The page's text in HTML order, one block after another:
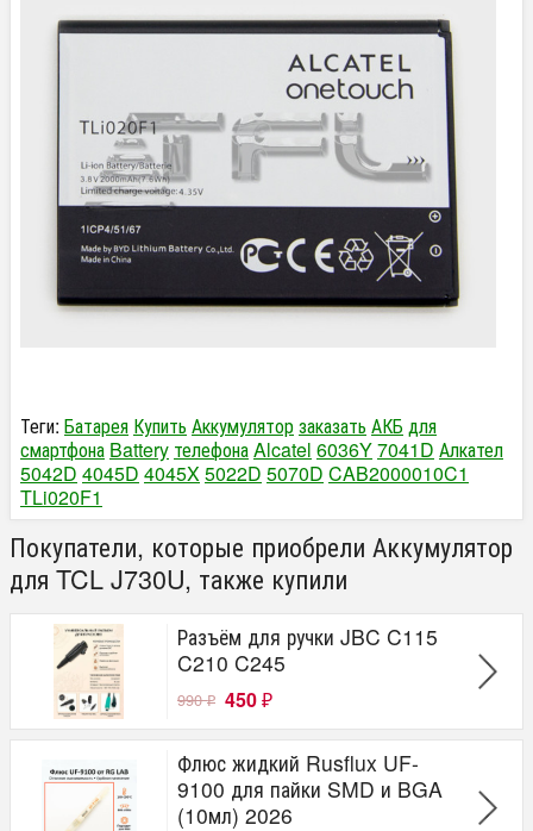
Теги: Батарея Купить Аккумуляторзаказать АКБ для
смартфона Battery телефонаAlcatel 6036Y7041D Алкател
5042D 4045D 4045X5022D 5070D CAB2000010C1
TLi020F1
Покупатели, которые приобрели Аккумулятор
для TCL J730U, также купили
Разъём для ручки JBC C115
C210 C245
990₽ 450 ₽
Флюс жидкий Rusflux UF-
9100 для пайки SMD и BGA
(10мл) 2026